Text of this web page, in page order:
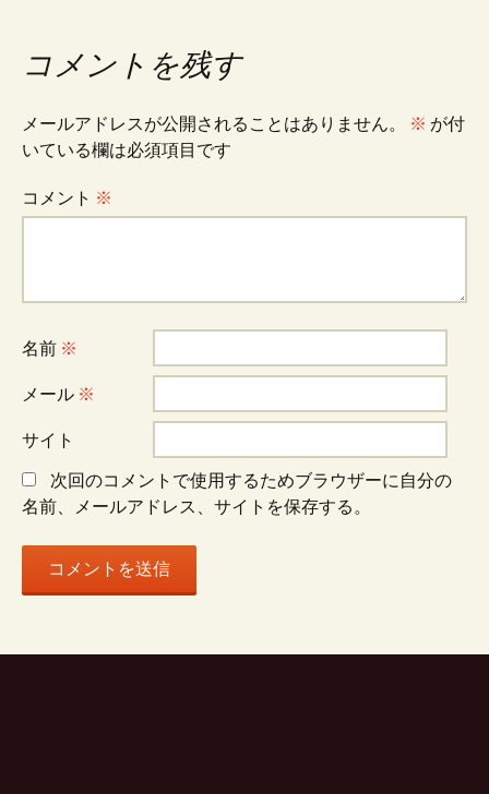
ナ
ビ
ゲ
シ
ョ
ン
コメントを残す
メールアドレスが公開されることはありません。 ※ が付
いている欄は必須項目です
コメント ※
名前 ※
メール ※
サイト
次回のコメントで使用するためブラウザーに自分の
名前、メールアドレス、サイトを保存する。